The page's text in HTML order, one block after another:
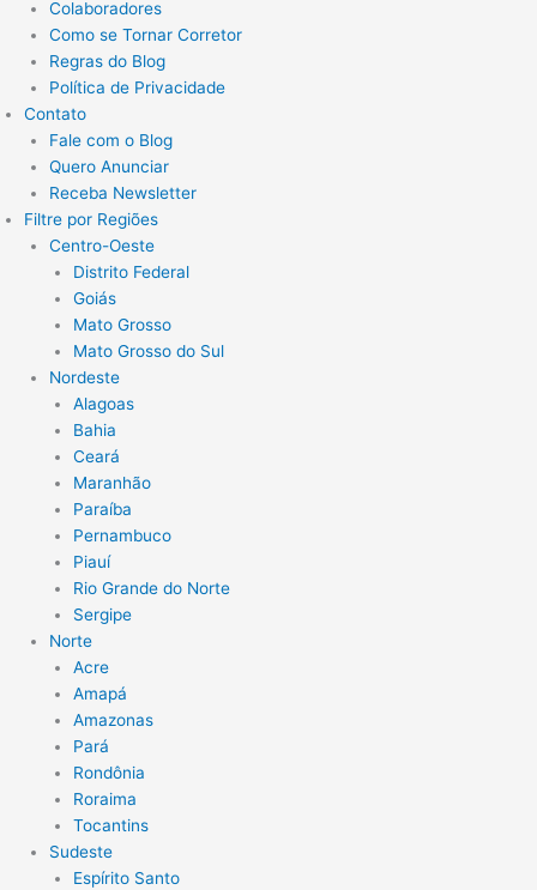
Colaboradores
Como se Tornar Corretor
Regras do Blog
Política de Privacidade
Contato
Fale com o Blog
Quero Anunciar
Receba Newsletter
Filtre por Regiões
Centro-Oeste
Distrito Federal
Goiás
Mato Grosso
Mato Grosso do Sul
Nordeste
Alagoas
Bahia
Ceará
Maranhão
Paraíba
Pernambuco
Piauí
Rio Grande do Norte
Sergipe
Norte
Acre
Amapá
Amazonas
Pará
Rondônia
Roraima
Tocantins
Sudeste
Espírito Santo